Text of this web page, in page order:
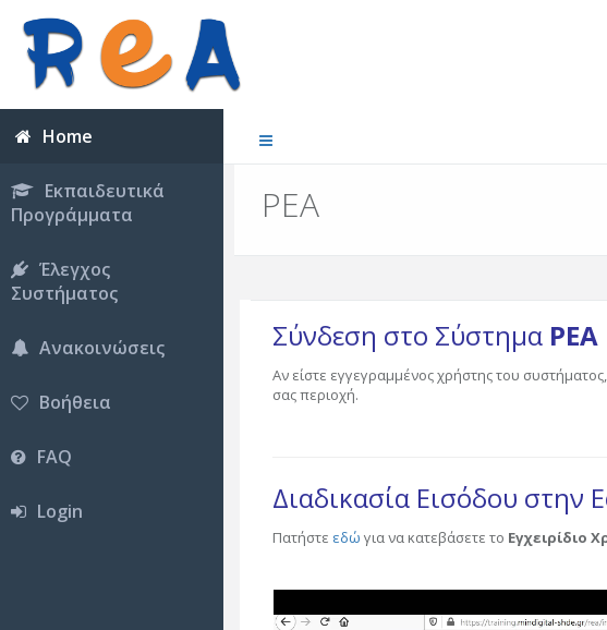
Home
Εκπαιδευτικά
Προγράμματα
Έλεγχος
Συστήματος
Ανακοινώσεις
Βοήθεια
FAQ
Login
ΡΕΑ
Σύνδεση στο Σύστημα ΡΕΑ
Αν είστε εγγεγραμμένος χρήστης του
σας περιοχή.
Διαδικασία Εισόδου στην
Πατήστε εδώ για να κατεβάσετε το Εγχειρίδιο